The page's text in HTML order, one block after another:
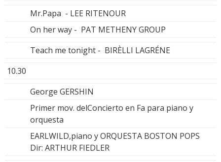
Mr.Papa - LEE RITENOUR
On her way - PAT METHENY GROUP
Teach me tonight - BIRÈLLI LAGRÉNE
10.30
George GERSHIN
Primer mov. delConcierto en Fa para piano y
orquesta
EARLWILD,piano y ORQUESTA BOSTON POPS
Dir: ARTHUR FIEDLER